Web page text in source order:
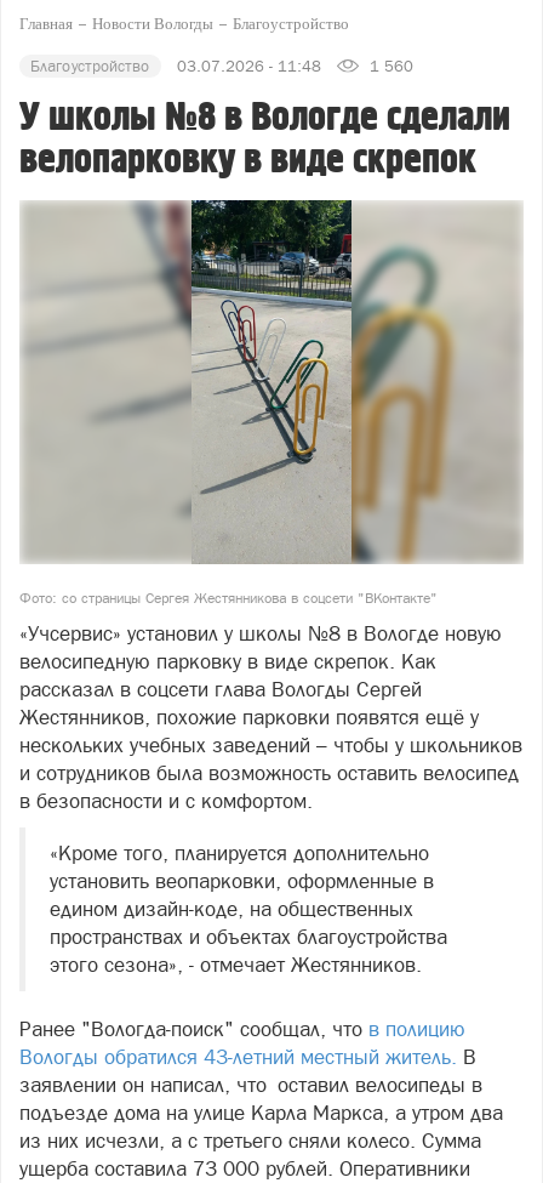
Главная Новости Вологды Благоустройство
Благоустройство 03.07.2026 - 11:48 1 560
У школы №8 в Вологде сделали
велопарковку в виде скрепок
Фото: со страницы Сергея Жестянникова в соцсети "ВКонтакте"
«Учсервис» установил у школы №8 в Вологде новую
велосипедную парковку в виде скрепок. Как
рассказал в соцсети глава Вологды Сергей
Жестянников, похожие парковки появятся ещё у
нескольких учебных заведений – чтобы у школьников
и сотрудников была возможность оставить велосипед
в безопасности и с комфортом.
«Кроме того, планируется дополнительно
установить веопарковки, оформленные в
едином дизайн-коде, на общественных
пространствах и объектах благоустройства
этого сезона», - отмечает Жестянников.
Ранее "Вологда-поиск" сообщал, что в полицию
Вологды обратился 43-летний местный житель. В
заявлении он написал, что оставил велосипеды в
подъезде дома на улице Карла Маркса, а утром два
из них исчезли, а с третьего сняли колесо. Сумма
ущерба составила 73 000 рублей. Оперативники